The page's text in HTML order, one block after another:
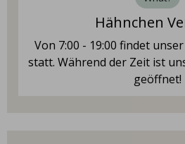
Wir bieten ihnen an nach
und anderes Gemüse zum
Hähnchen
Von 7:00 - 19:00 findet
statt. Während der Zeit ist
geöffnet!